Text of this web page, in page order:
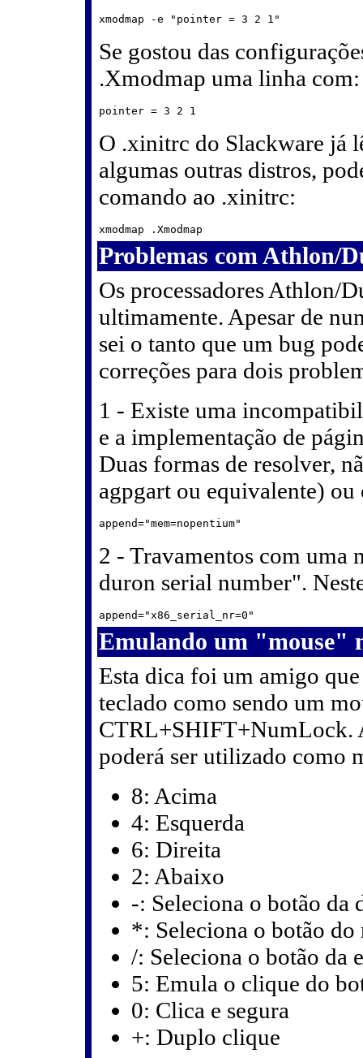
Se gostou das
.Xmodmap uma linha com:
O .xinitrc do Slackware já
algumas outras distros,
comando ao .xinitrc:
Problemas com Athlon/
Os processadores Athlon/
ultimamente. Apesar de
sei o tanto que um bug
correções para dois
1 - Existe uma
e a implementação de
Duas formas de resolver,
agpgart ou equivalente)
2 - Travamentos com uma
duron serial number".
Emulando um "mouse"
Esta dica foi um amigo
teclado como sendo um
CTRL+SHIFT+NumLock.
poderá ser utilizado como
8: Acima
4: Esquerda
6: Direita
2: Abaixo
-: Seleciona o botão da
*: Seleciona o botão do
/: Seleciona o botão da
5: Emula o clique do
0: Clica e segura
+: Duplo clique